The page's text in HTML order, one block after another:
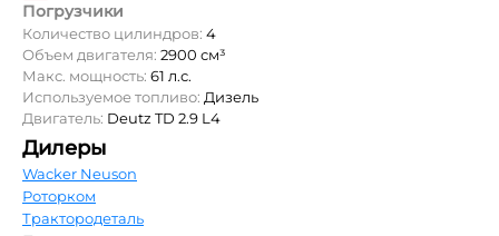
Погрузчики
Количество цилиндров: 4
Объем двигателя: 2900 см³
Макс. мощность: 61 л.с.
Используемое топливо: Дизель
Двигатель: Deutz TD 2.9 L4
Дилеры
Wacker Neuson
Роторком
Трактородеталь